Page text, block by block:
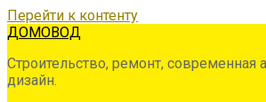
Перейти к контенту
ДОМОВОД
Строительство, ремонт, современная
дизайн.